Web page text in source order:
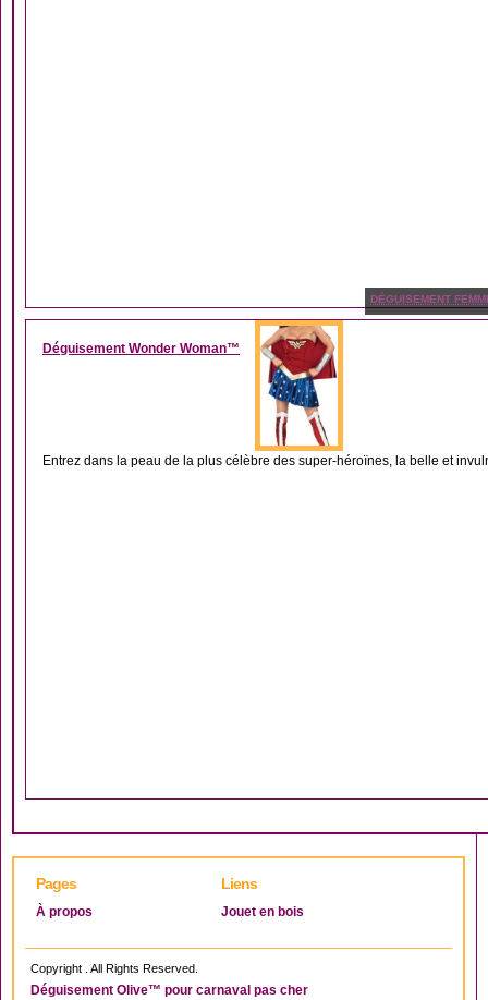
DÉGUISEMENT
Déguisement Wonder Woman™
Entrez dans la peau de la plus célèbre des super-héroïnes, la belle et
Pages
À propos
Liens
Jouet en bois
Copyright . All Rights Reserved.
Déguisement Olive™ pour carnaval pas cher